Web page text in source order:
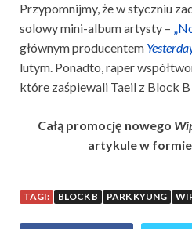
Przypomnijmy, że w styczniu
solowy mini-album artysty –
głównym producentem
lutym. Ponadto, raper
które zaśpiewali Taeil z Block B
Całą promocję nowego
artykule w
TAGI: BLOCK B PARK KYUNG